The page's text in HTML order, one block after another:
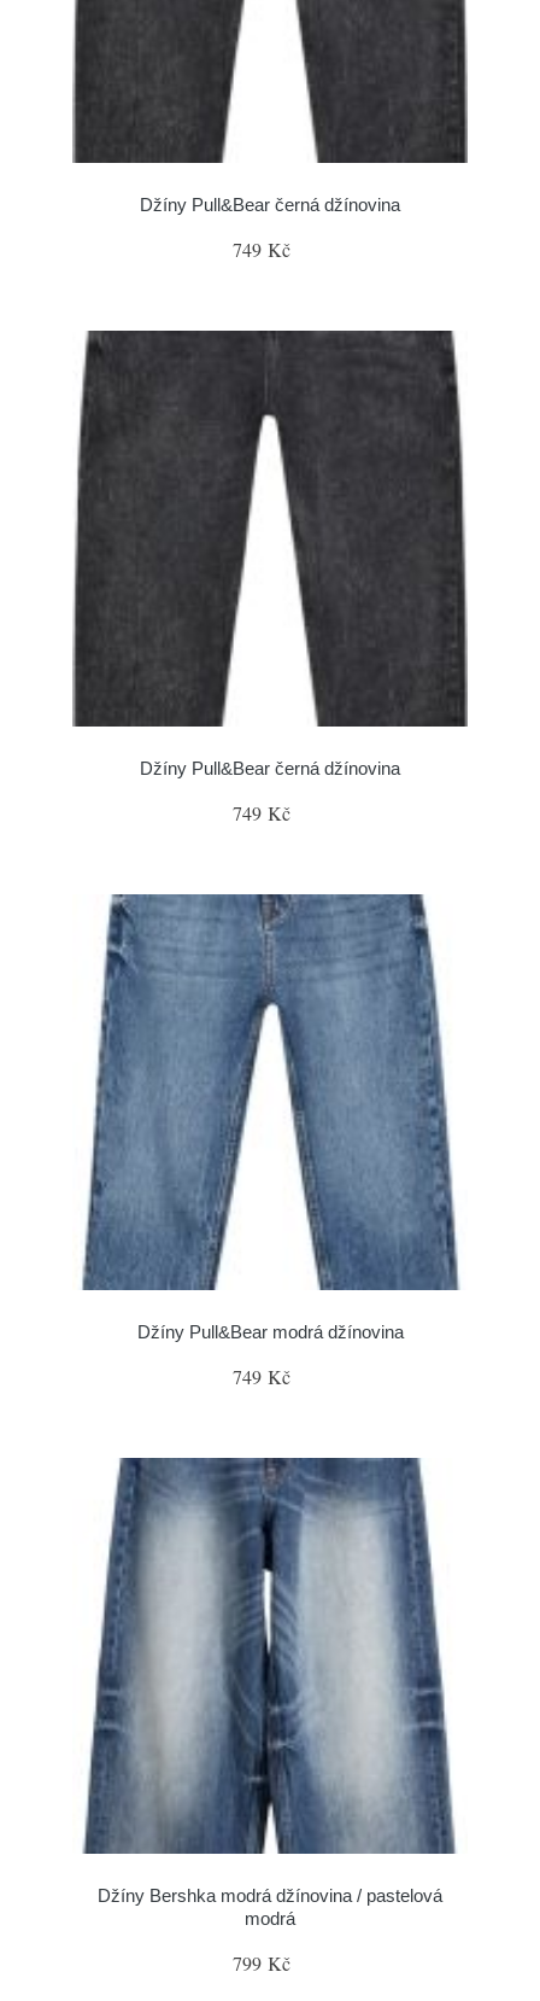
Džíny Pull&Bear černá džínovina
749 Kč
Džíny Pull&Bear černá džínovina
749 Kč
Džíny Pull&Bear modrá džínovina
749 Kč
Džíny Bershka modrá džínovina / pastelová
modrá
799 Kč